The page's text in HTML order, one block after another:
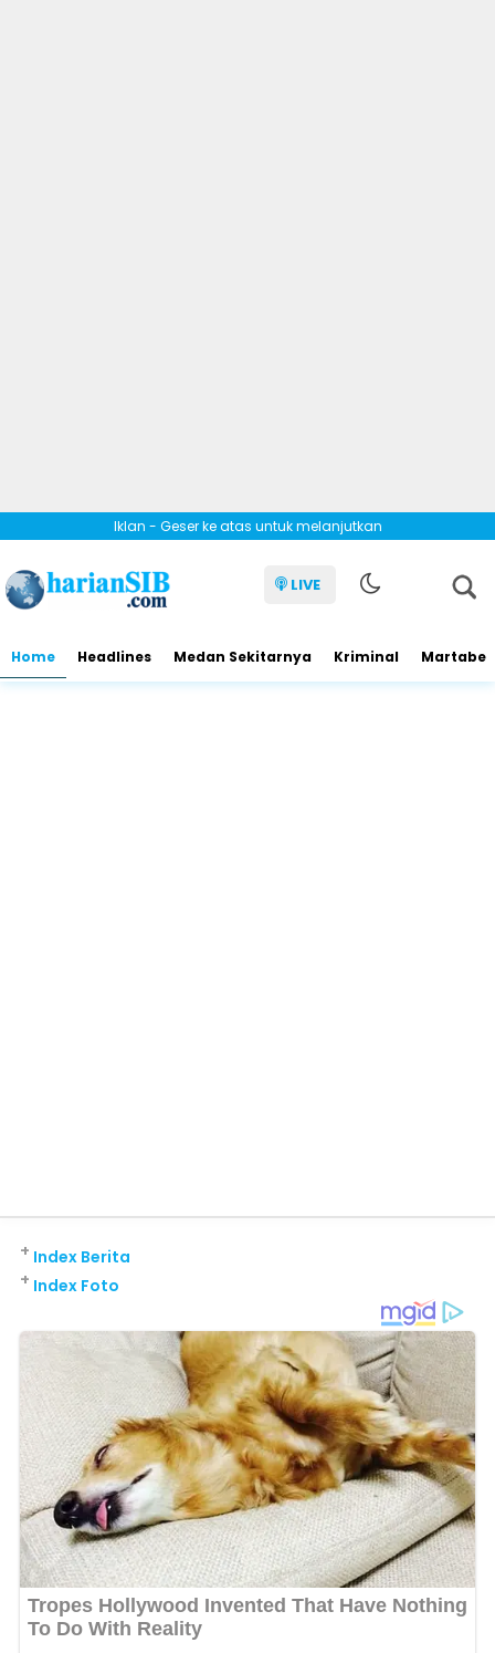
Iklan - Geser ke atas untuk melanjutkan
LIVE
Home Headlines Medan Sekitarnya Kriminal Martabe
Index Berita
+
Index Foto
+